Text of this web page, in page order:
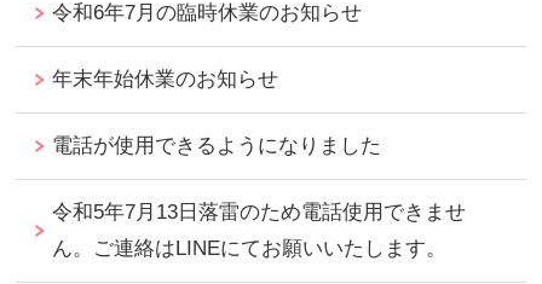
令和6年7月の臨時休業のお知らせ
年末年始休業のお知らせ
電話が使用できるようになりました
令和5年7月13日落雷のため電話使用できませ
ん。ご連絡はLINEにてお願いいたします。